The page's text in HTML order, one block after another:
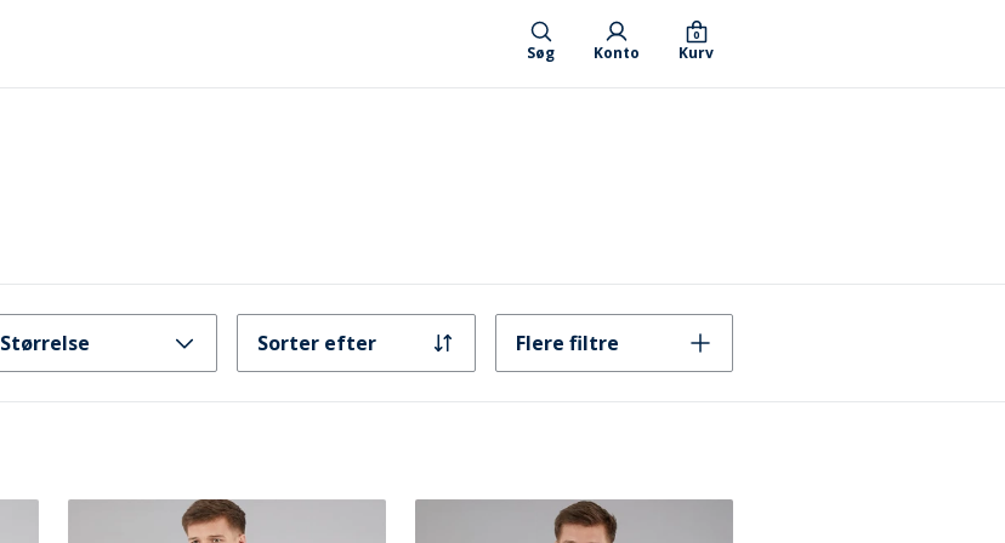
Søg Konto Kurv
0
Størrelse Sorter efter Flere filtre